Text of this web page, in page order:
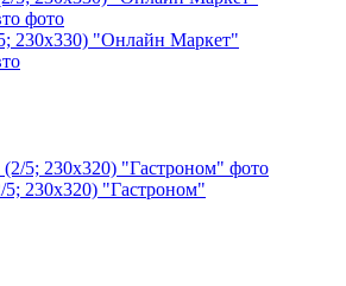
"Онлайн Маркет"
230х320) "Гастроном"